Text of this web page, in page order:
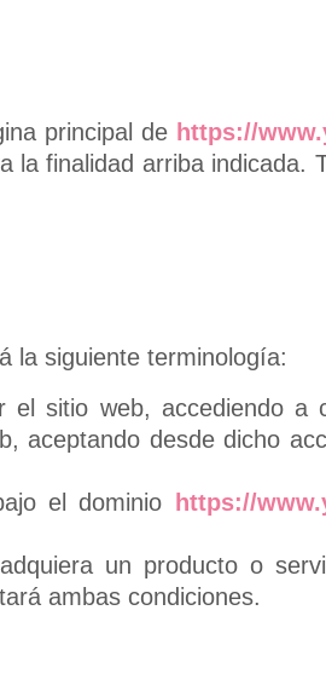
principal de https://
la finalidad arriba indicada.
la siguiente terminología:
sitio web, accediendo a
aceptando desde dicho
el dominio https://
un producto o
ambas condiciones.